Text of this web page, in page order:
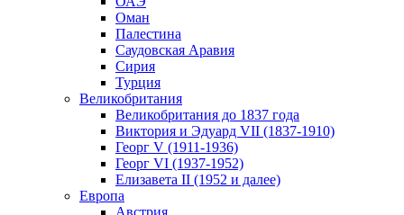
Оман
Палестина
Саудовская Аравия
Сирия
Турция
Великобритания
Великобритания до 1837 года
Виктория и Эдуард VII (1837-1910)
Георг V (1911-1936)
Георг VI (1937-1952)
Елизавета II (1952 и далее)
Европа
Австрия